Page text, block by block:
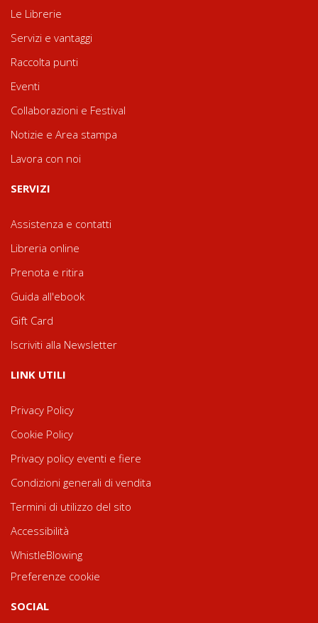
Le Librerie
Servizi e vantaggi
Raccolta punti
Eventi
Collaborazioni e Festival
Notizie e Area stampa
Lavora con noi
SERVIZI
Assistenza e contatti
Libreria online
Prenota e ritira
Guida all'ebook
Gift Card
Iscriviti alla Newsletter
LINK UTILI
Privacy Policy
Cookie Policy
Privacy policy eventi e fiere
Condizioni generali di vendita
Termini di utilizzo del sito
Accessibilità
WhistleBlowing
Preferenze cookie
SOCIAL